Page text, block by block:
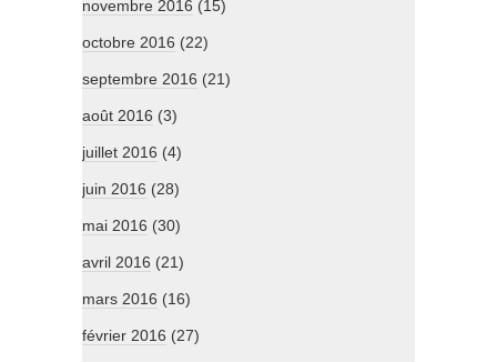
novembre 2016 (15)
octobre 2016 (22)
septembre 2016 (21)
août 2016 (3)
juillet 2016 (4)
juin 2016 (28)
mai 2016 (30)
avril 2016 (21)
mars 2016 (16)
février 2016 (27)